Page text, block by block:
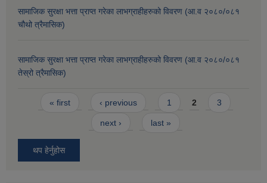
सामाजिक सुरक्षा भत्ता प्राप्त गरेका लाभग्राहीहरुको विवरण (आ.व २०८०/०८१
चौथो त्रैमासिक)
सामाजिक सुरक्षा भत्ता प्राप्त गरेका लाभग्राहीहरुको विवरण (आ.व २०८०/०८१
तेस्रो त्रैमासिक)
Pages
« first ‹ previous 1 2 3
next › last »
थप हेर्नुहोस